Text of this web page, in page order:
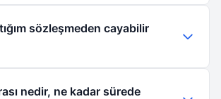
sözleşmeden cayabilir
nedir, ne kadar sürede